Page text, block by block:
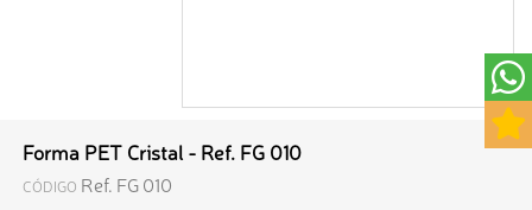
Forma PET Cristal - Ref. FG 010
CÓDIGO Ref. FG 010